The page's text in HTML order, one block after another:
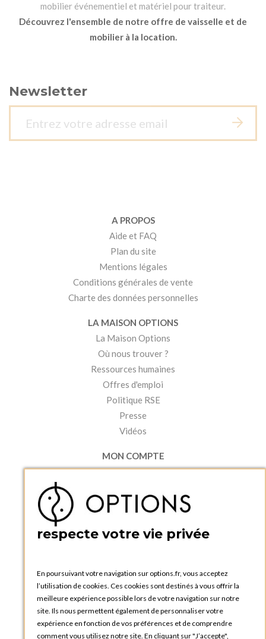
mobilier événementiel et matériel pour traiteur.
Découvrez l'ensemble de notre offre de vaisselle et de
mobilier à la location.
Newsletter
A PROPOS
Aide et FAQ
Plan du site
Mentions légales
Conditions générales de vente
Charte des données personnelles
LA MAISON OPTIONS
La Maison Options
Où nous trouver ?
Ressources humaines
Offres d'emploi
Politique RSE
Presse
Vidéos
MON COMPTE
Accéder à mon compte
Créer un compte
PRATIQUE
Catalogues et bons de commande
Tutoriels
respecte votre vie privée
En poursuivant votre navigation sur options.fr, vous acceptez
l’utilisation de cookies. Ces cookies sont destinés à vous offrir la
meilleure expérience possible lors de votre navigation sur notre
site. Ils nous permettent également de personnaliser votre
expérience en fonction de vos préférences et de comprendre
comment vous utilisez notre site. En cliquant sur "J’accepte",